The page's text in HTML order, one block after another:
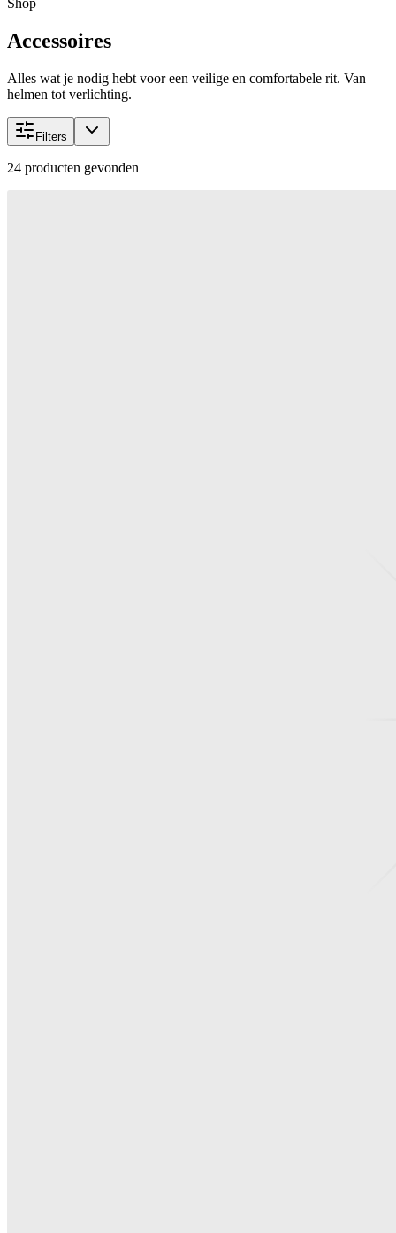
Accessoires
Alles wat je nodig hebt voor een veilige en comfortabele rit. Van
helmen tot verlichting.
Filters
24 producten gevonden